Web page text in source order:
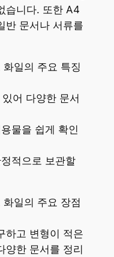
습니다. 또한 A4
반 문서나 서류를
일의 주요 특징
어 다양한 문서
물을 쉽게 확인
적으로 보관할
일의 주요 장점
하고 변형이 적은
양한 문서를 정리